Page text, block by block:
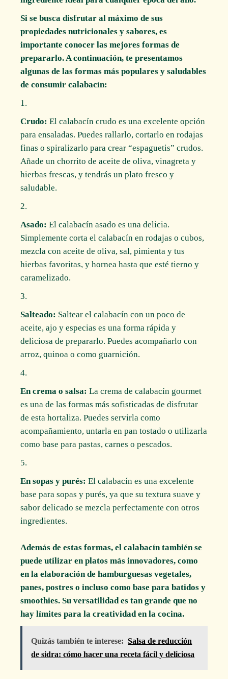
Si se busca disfrutar al máximo de sus
propiedades nutricionales y sabores, es
importante conocer las mejores formas de
prepararlo. A continuación, te presentamos
algunas de las formas más populares y saludables
de consumir calabacín:
Crudo: El calabacín crudo es una excelente opción
para ensaladas. Puedes rallarlo, cortarlo en rodajas
finas o spiralizarlo para crear “espaguetis” crudos.
Añade un chorrito de aceite de oliva, vinagreta y
hierbas frescas, y tendrás un plato fresco y
saludable.
Asado: El calabacín asado es una delicia.
Simplemente corta el calabacín en rodajas o cubos,
mezcla con aceite de oliva, sal, pimienta y tus
hierbas favoritas, y hornea hasta que esté tierno y
caramelizado.
Salteado: Saltear el calabacín con un poco de
aceite, ajo y especias es una forma rápida y
deliciosa de prepararlo. Puedes acompañarlo con
arroz, quinoa o como guarnición.
En crema o salsa: La crema de calabacín gourmet
es una de las formas más sofisticadas de disfrutar
de esta hortaliza. Puedes servirla como
acompañamiento, untarla en pan tostado o utilizarla
como base para pastas, carnes o pescados.
En sopas y purés: El calabacín es una excelente
base para sopas y purés, ya que su textura suave y
sabor delicado se mezcla perfectamente con otros
ingredientes.
Además de estas formas, el calabacín también se
puede utilizar en platos más innovadores, como
en la elaboración de hamburguesas vegetales,
panes, postres o incluso como base para batidos y
smoothies. Su versatilidad es tan grande que no
hay límites para la creatividad en la cocina.
Quizás también te interese: Salsa de reducción
de sidra: cómo hacer una receta fácil y deliciosa